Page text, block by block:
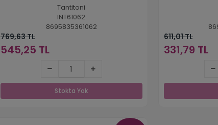
Tantitoni
INT61062
8695835361062
769,63 TL
545,25 TL
Stokta Yok
611,01 TL
331,79 TL